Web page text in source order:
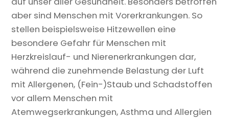
aber sind Menschen mit Vorerkrankungen. So
stellen beispielsweise Hitzewellen eine
besondere Gefahr für Menschen mit
Herzkreislauf- und Nierenerkrankungen dar,
während die zunehmende Belastung der Luft
mit Allergenen, (Fein-)Staub und Schadstoffen
vor allem Menschen mit
Atemwegserkrankungen, Asthma und Allergien